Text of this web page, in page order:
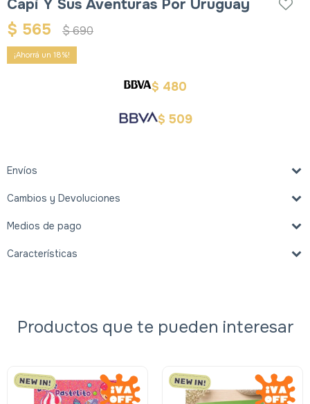
Capi Y Sus Aventuras Por Uruguay
$ 565 $690
18
$ 480
$ 509
Envíos
Cambios y Devoluciones
Medios de pago
Características
Productos que te pueden interesar